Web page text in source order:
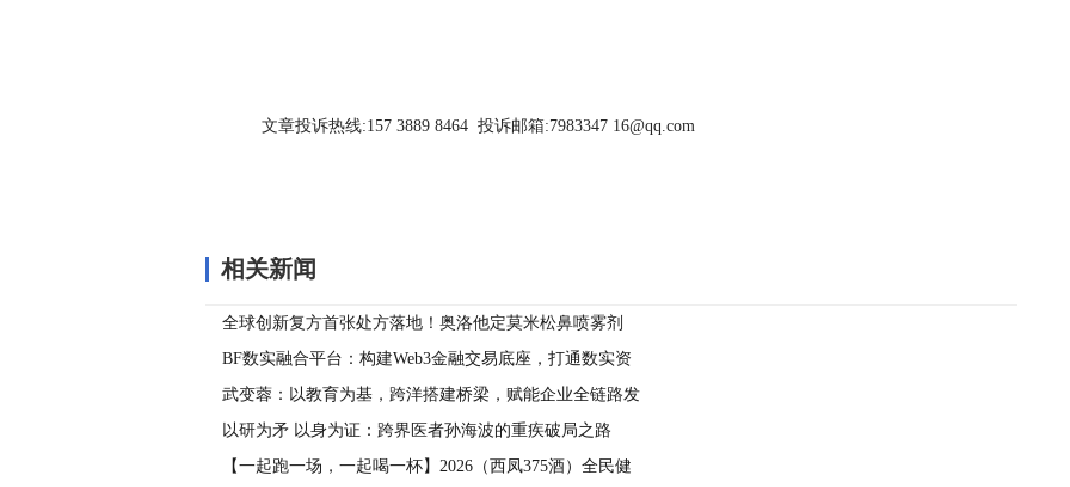
文章投诉热线:157 3889 8464 投诉邮箱:7983347 16@qq.com
相关新闻
全球创新复方首张处方落地！奥洛他定莫米松鼻喷雾剂
（莱特灵®），开启过敏性鼻炎复方起始治疗新篇章
BF数实融合平台：构建Web3金融交易底座，打通数实资
产全链流转新生态
武变蓉：以教育为基，跨洋搭建桥梁，赋能企业全链路发
以研为矛 以身为证：跨界医者孙海波的重疾破局之路
【一起跑一场，一起喝一杯】2026（西凤375酒）全民健